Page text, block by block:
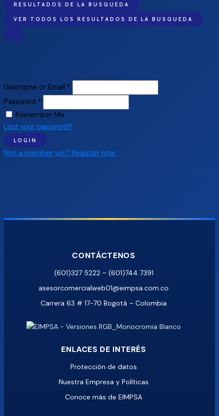
RESULTADOS DE LA BUSQUEDA
VER TODOS LOS RESULTADOS DE LA BUSQUEDA
Username or Email *
Password *
Remember Me
Lost your password?
LOGIN
Not a member yet? Register now.
CONTÁCTENOS
(601)327 5222 – (601)744 7391
asesorcomercialweb01@eimpsa.com.co
Carrera 63 # 17-70 Bogotá – Colombia
ENLACES DE INTERÉS
Protección de datos
Nuestra Empresa y Políticas
Conoce más de EIMPSA